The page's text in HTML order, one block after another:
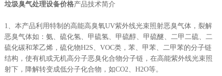
垃圾臭气处理设备价格产品技术简介
1、本产品利用特制的高能高臭氧UV紫外线光束照射恶臭气体，裂解
恶臭气体如：氨、硫化氢、甲硫氢、甲硫醇、甲硫醚、二甲二硫、二
硫化碳和苯乙烯，硫化物H2S、VOC类，苯、甲苯、二甲苯的分子链
结构，使有机或无机高分子恶臭化合物分子链，在高能紫外线光束照
射下，降解转变成低分子化合物，如CO2、H2O等。